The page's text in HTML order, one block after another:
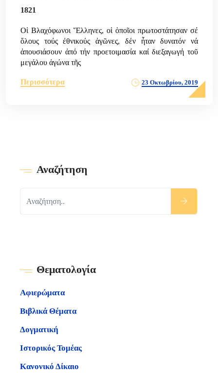
1821
Οἱ Βλαχόφωνοι Ἕλληνες, οἱ ὁποῖοι πρωτοστάτησαν σέ
ὅλους τούς ἐθνικούς ἀγῶνες, δέν ἦταν δυνατόν νά
ἀπουσιάσουν ἀπό τήν προετοιμασία καί διεξαγωγή τοῦ
μεγάλου ἀγώνα τῆς
Περισσότερα 23 Οκτωβρίου, 2019
Αναζήτηση
Θεματολογία
Αφιερώματα
Βιβλικά Θέματα
Δογματική
Ιστορικός Τομέας
Κανονικό Δίκαιο